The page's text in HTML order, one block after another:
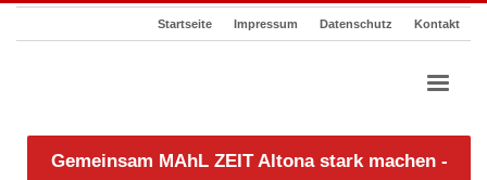
Startseite Impressum Datenschutz Kontakt
Gemeinsam MAhL ZEIT Altona stark machen -